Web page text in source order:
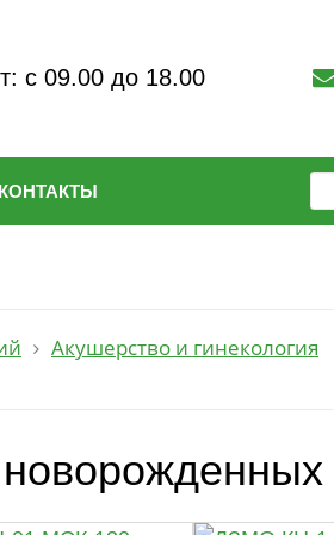
с 09.00 до 18.00
КОНТАКТЫ
Акушерство и гинекология